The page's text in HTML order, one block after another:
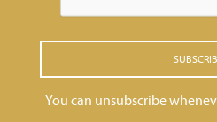
You can unsubscribe